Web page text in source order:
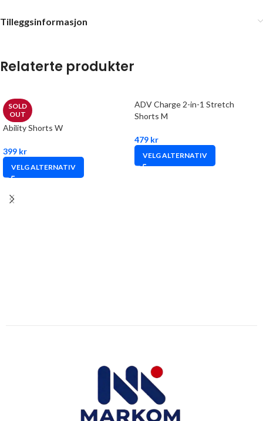
Tilleggsinformasjon
Relaterte produkter
SOLD
OUT
Ability Shorts W
399 kr
VELG ALTERNATIV
ADV Charge 2-in-1 Stretch
Shorts M
479 kr
VELG ALTERNATIV